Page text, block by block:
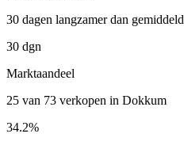
30 dagen langzamer dan gemiddeld
30 dgn
Marktaandeel
25 van 73 verkopen in Dokkum
34.2%